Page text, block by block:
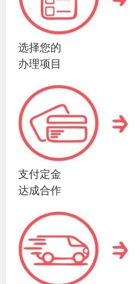
选择您的
办理项目
支付定金
达成合作